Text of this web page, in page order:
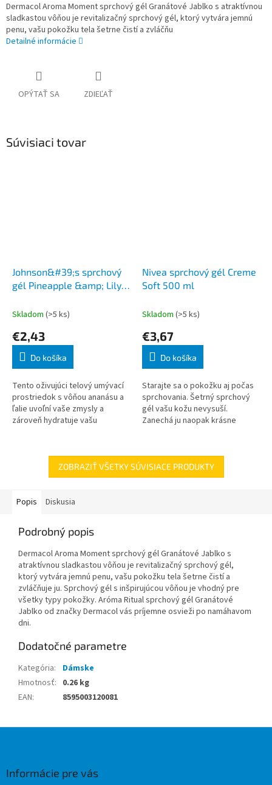
Dermacol Aroma Moment sprchový gél Granátové Jablko s atraktívnou
sladkastou vôňou je revitalizačný sprchový gél, ktorý vytvára jemnú
penu, vašu pokožku tela šetrne čistí a zvláčňu
Detailné informácie
OPÝTAŤ SA ZDIEĽAŤ
Súvisiaci tovar
Johnson&#39;s sprchový
gél Pineapple &amp; Lily
Skladom (>5 ks)
€2,43
Do košíka
Tento oživujúci telový umývací
prostriedok s vôňou ananásu a
ľalie uvoľní vaše zmysly a
zároveň hydratuje vašu
Nivea sprchový gél Creme
Soft 500 ml
Skladom (>5 ks)
€3,67
Do košíka
Starajte sa o pokožku aj počas
sprchovania. Šetrný sprchový
gél vašu kožu nevysuší.
Zanechá ju naopak krásne
mandľovým olejom
ZOBRAZIŤ VŠETKY SÚVISIACE PRODUKTY
Popis Diskusia
Podrobný popis
Dermacol Aroma Moment sprchový gél Granátové Jablko s
atraktívnou sladkastou vôňou je revitalizačný sprchový gél,
ktorý vytvára jemnú penu, vašu pokožku tela šetrne čistí a
zvláčňuje ju. Sprchový gél s inšpirujúcou vôňou je vhodný pre
všetky typy pokožky. Aróma Ritual sprchový gél Granátové
Jablko od značky Dermacol vás príjemne osvieži po namáhavom
dni.
Dodatočné parametre
Kategória:
Dámske
Hmotnosť: 0.26 kg
EAN: 8595003120081
Informácie pre vás